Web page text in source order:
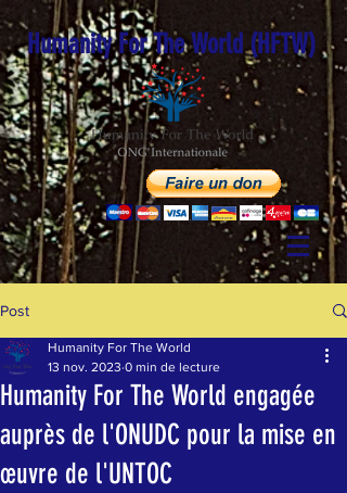
Humanity For The World (HFTW)
Post
Humanity For The World engagée
auprès de l'ONUDC pour la mise en
œuvre de l'UNTOC
Humanity For The World
13 nov. 2023 0 min de lecture